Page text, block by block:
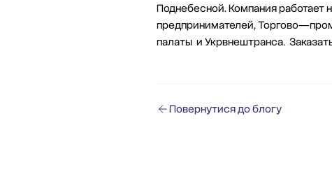
Поднебесной. Компания работает
предпринимателей,
палаты и Укрвнештранса.
Повернутися до блогу